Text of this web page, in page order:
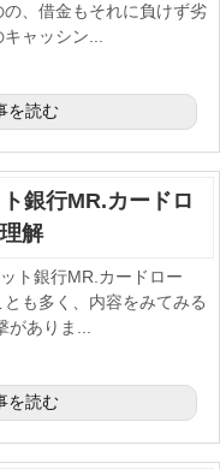
、借金もそれに負けず劣
キャッシン...
を読む
ト銀行MR.カードロ
解
ト銀行MR.カードロー
も多く、内容をみてみる
がありま...
を読む